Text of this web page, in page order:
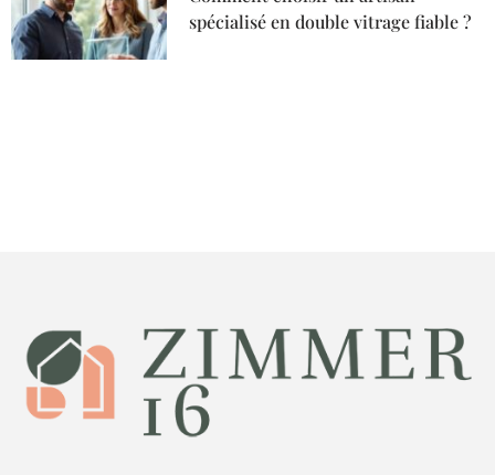
spécialisé en double vitrage fiable ?